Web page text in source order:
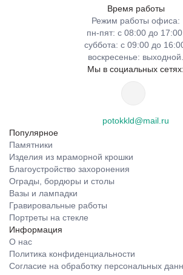
Время работы
Режим работы офиса:
пн-пят: с 08:00 до
суббота: с 09:00 до
воскресенье: выходной.
Мы в социальных сетях:
potokkld@mail.ru
Популярное
Памятники
Изделия из мраморной крошки
Благоустройство захоронения
Ограды, бордюры и столы
Вазы и лампадки
Гравировальные работы
Портреты на стекле
Информация
О нас
Политика конфиденциальности
Согласие на обработку персональных